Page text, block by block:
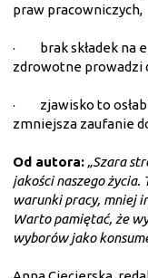
praw pracowniczych,
· brak składek na
zdrowotne prowadzi
· zjawisko to
zmniejsza zaufanie
Od autora: „Szara
jakości naszego
warunki pracy, mniej
Warto pamiętać, że
wyborów jako